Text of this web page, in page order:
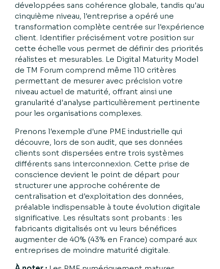
développées sans cohérence globale, tandis qu'au
cinquième niveau, l'entreprise a opéré une
transformation complète centrée sur l'expérience
client. Identifier précisément votre position sur
cette échelle vous permet de définir des priorités
réalistes et mesurables. Le Digital Maturity Model
de TM Forum comprend même 110 critères
permettant de mesurer avec précision votre
niveau actuel de maturité, offrant ainsi une
granularité d'analyse particulièrement pertinente
pour les organisations complexes.
Prenons l'exemple d'une PME industrielle qui
découvre, lors de son audit, que ses données
clients sont dispersées entre trois systèmes
différents sans interconnexion. Cette prise de
conscience devient le point de départ pour
structurer une approche cohérente de
centralisation et d'exploitation des données,
préalable indispensable à toute évolution digitale
significative. Les résultats sont probants : les
fabricants digitalisés ont vu leurs bénéfices
augmenter de 40% (43% en France) comparé aux
entreprises de moindre maturité digitale.